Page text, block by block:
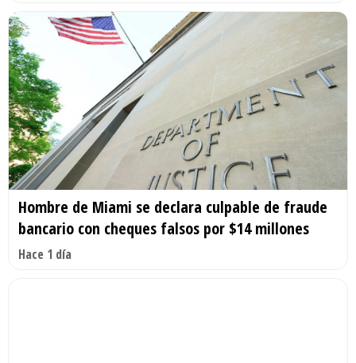
Hombre de Miami se declara culpable de fraude
bancario con cheques falsos por $14 millones
Hace 1 día